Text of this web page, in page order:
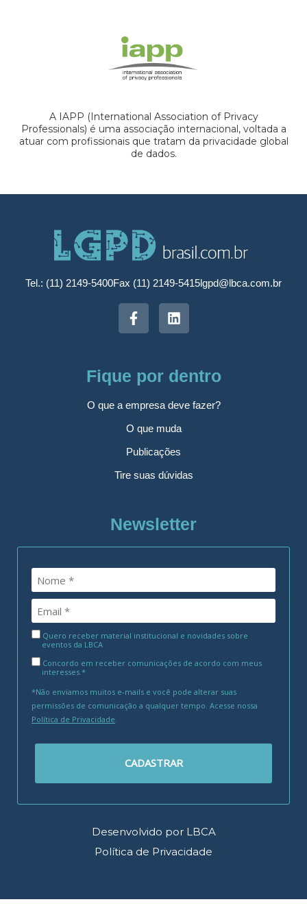
A IAPP (International Association of Privacy
Professionals) é uma associação internacional, voltada a
atuar com profissionais que tratam da privacidade global
de dados.
Tel.: (11) 2149-5400Fax (11) 2149-5415lgpd@lbca.com.br
Fique por dentro
O que a empresa deve fazer?
O que muda
Publicações
Tire suas dúvidas
Newsletter
Quero receber material institucional e novidades sobre
eventos da LBCA
Concordo em receber comunicações de acordo com meus
interesses.*
*Não enviamos muitos e-mails e você pode alterar suas
permissões de comunicação a qualquer tempo. Acesse nossa
Política de Privacidade
CADASTRAR
Desenvolvido por LBCA
Política de Privacidade